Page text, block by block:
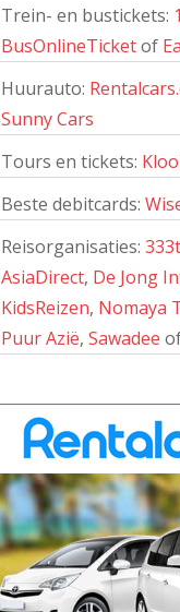
Trein- en bustickets:
BusOnlineTicketof
Huurauto:
Sunny Cars
Tours en tickets:
Beste debitcards:
Reisorganisaties:
AsiaDirect, De Jong
KidsReizen, Nomaya
Puur Azië, Sawadee